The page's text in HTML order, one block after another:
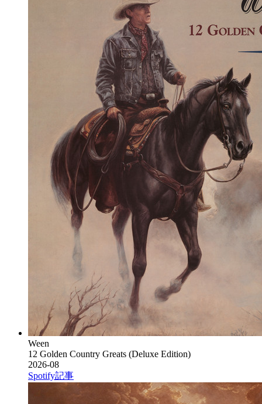
Ween
12 Golden Country Greats (Deluxe Edition)
2026-08
Spotify記事